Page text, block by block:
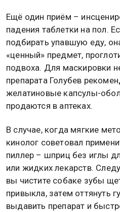
Ещё один приём –
падения таблетки на пол.
подбирать упавшую еду,
«ценный» предмет,
подвоха. Для маскировки
препарата Голубев
желатиновые капсулы-
продаются в аптеках.
В случае, когда мягкие
кинолог советовал
пиллер – шприц без иглы
или жидких лекарств.
вы чистите собаке зубы
привыкла, затем оттянуть
выдавить препарат и